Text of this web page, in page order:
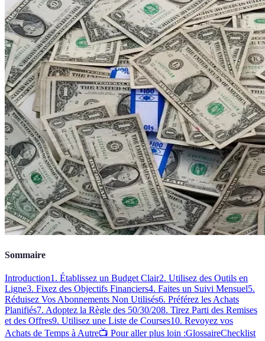
Sommaire
Introduction1. Établissez un Budget Clair2. Utilisez des Outils en
Ligne3. Fixez des Objectifs Financiers4. Faites un Suivi Mensuel5.
Réduisez Vos Abonnements Non Utilisés6. Préférez les Achats
Planifiés7. Adoptez la Règle des 50/30/208. Tirez Parti des Remises
et des Offres9. Utilisez une Liste de Courses10. Revoyez vos
Achats de Temps à Autre📺 Pour aller plus loin :GlossaireChecklist